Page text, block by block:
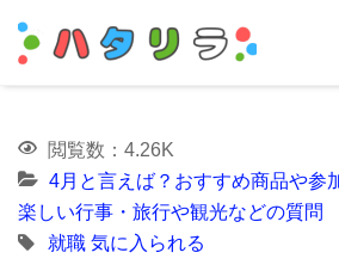
閲覧数：4.26K
4月と言えば？おすすめ商品や参
楽しい行事・旅行や観光などの質問
就職 気に入られる